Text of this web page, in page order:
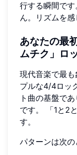
行する瞬間で
ん。リズムを感
あなたの最
ムチク」ロ
現代音楽で最
プルな4/4ロッ
ト曲の基盤で
です。 「1と2
す。
パターンは次の